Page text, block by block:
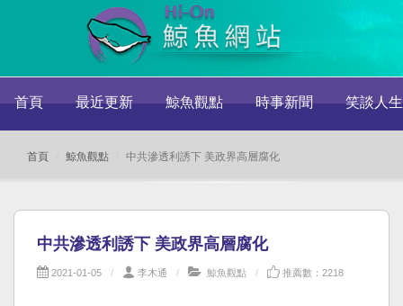
首頁 最近更新 鯨魚觀點 時事新聞 笑談人生
首頁 鯨魚觀點 中共滲透利誘下 美政界高層腐化
中共滲透利誘下 美政界高層腐化
2021-01-05 李木通 鯨魚觀點 推薦數：2218